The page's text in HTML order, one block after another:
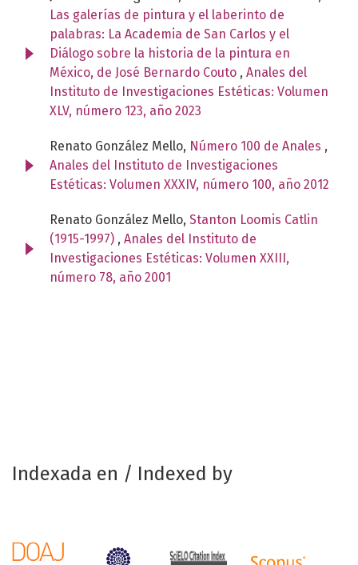
Las galerías de pintura y el laberinto de
palabras: La Academia de San Carlos y el
Diálogo sobre la historia de la pintura en
México, de José Bernardo Couto , Anales del
Instituto de Investigaciones Estéticas: Volumen
XLV, número 123, año 2023
Renato González Mello, Número 100 de Anales ,
Anales del Instituto de Investigaciones
Estéticas: Volumen XXXIV, número 100, año 2012
Renato González Mello, Stanton Loomis Catlin
(1915-1997) , Anales del Instituto de
Investigaciones Estéticas: Volumen XXIII,
número 78, año 2001
Indexada en / Indexed by